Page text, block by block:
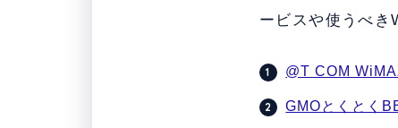
ービスや使うべき
@T COM
GMOとくとく